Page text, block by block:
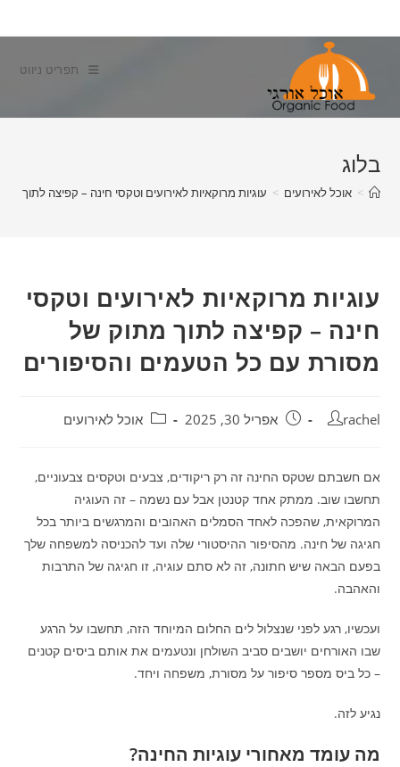
to
תפריט ניווט
בלוג
> אוכל לאירועים > עוגיות מרוקאיות לאירועים וטקסי חינה – קפיצה לתוך
עוגיות מרוקאיות לאירועים וטקסי
חינה – קפיצה לתוך מתוק של
מסורת עם כל הטעמים והסיפורים
מחבר:
rachel פורסם:אפריל 30, 2025 קטגוריה:אוכל לאירועים
אם חשבתם שטקס החינה זה רק ריקודים, צבעים וטקסים צבעוניים,
תחשבו שוב. ממתק אחד קטנטן אבל עם נשמה – זה העוגיה
המרוקאית, שהפכה לאחד הסמלים האהובים והמרגשים ביותר בכל
חגיגה של חינה. מהסיפור ההיסטורי שלה ועד להכניסה למשפחה שלך
בפעם הבאה שיש חתונה, זה לא סתם עוגיה, זו חגיגה של התרבות
והאהבה.
ועכשיו, רגע לפני שנצלול לים החלום המיוחד הזה, תחשבו על הרגע
שבו האורחים יושבים סביב השולחן ונטעמים את אותם ביסים קטנים
– כל ביס מספר סיפור על מסורת, משפחה ויחד.
נגיע לזה.
מה עומד מאחורי עוגיות החינה?